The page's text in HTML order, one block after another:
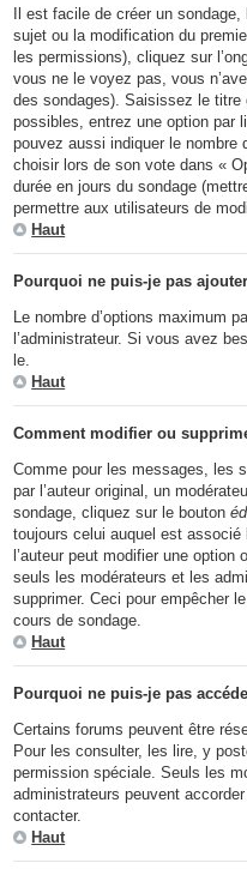
Il est facile de créer un
sujet ou la modification du
les permissions), cliquez sur
vous ne le voyez pas, vous
des sondages). Saisissez le
possibles, entrez une option par
pouvez aussi indiquer le nombre
choisir lors de son vote dans «
durée en jours du sondage
permettre aux utilisateurs de
Haut
Pourquoi ne puis-je pas
Le nombre d’options maximum
l’administrateur. Si vous avez
le.
Haut
Comment modifier ou
Comme pour les messages, les
par l’auteur original, un
sondage, cliquez sur le bouton
toujours celui auquel est associé
l’auteur peut modifier une
seuls les modérateurs et les
supprimer. Ceci pour empêcher
cours de sondage.
Haut
Pourquoi ne puis-je pas
Certains forums peuvent être
Pour les consulter, les lire, y
permission spéciale. Seuls les
administrateurs peuvent
contacter.
Haut